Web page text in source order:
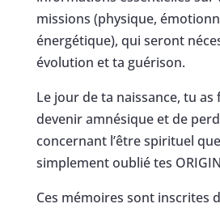
missions (physique,
énergétique), qui seront
évolution et ta guérison.
Le jour de ta naissance, tu as
devenir amnésique et de
concernant l’être spirituel
simplement oublié tes
Ces mémoires sont inscrites